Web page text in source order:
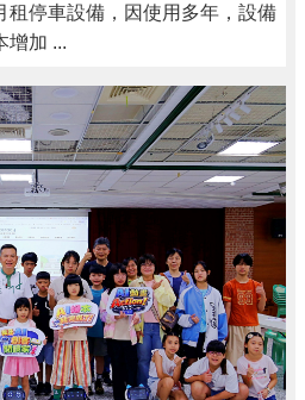
租停車設備，因使用多年，設備
增加 ...